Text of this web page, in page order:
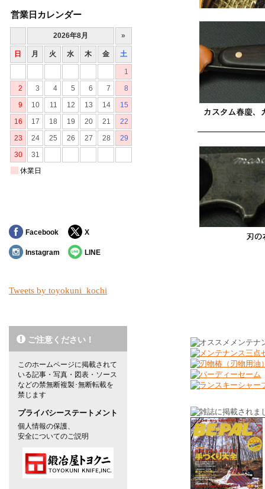
営業日カレンダー
Facebook X
Instagram LINE
Tweets by toyokuni_kochi
ご注意ください！
このホームページに掲載されて
いる記事・写真・図表・ソース
などの禁無断複製･無断転載を
禁じます
プライバシーステートメント
個人情報の保護、
安全についてのご説明